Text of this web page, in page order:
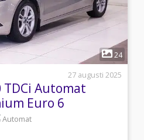
1
24
27 augusti 2025
TDCi Automat
Euro 6
Automat